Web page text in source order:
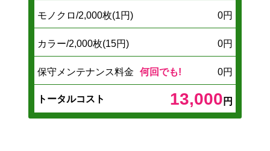
モノクロ/2,000枚(1円) 0円
カラー/2,000枚(15円) 0円
保守メンテナンス料金 何回でも! 0円
トータルコスト 13,000 円